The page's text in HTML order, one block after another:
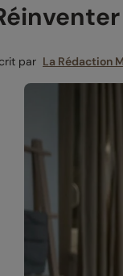
par La Rédaction